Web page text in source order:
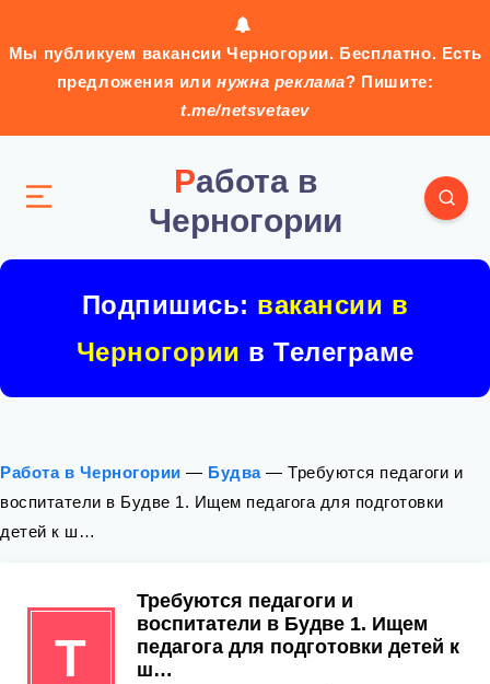
Мы публикуем вакансии Черногории. Бесплатно. Есть
предложения илинужна реклама? Пишите:
t.me/netsvetaev
Работа в
Черногории
Подпишись: вакансии в
Черногории в Телеграме
Работа в Черногории — Будва— Требуются педагоги и
воспитатели в Будве 1. Ищем педагога для подготовки
детей к ш…
Т
Требуются педагоги и
воспитатели в Будве 1. Ищем
педагога для подготовки детей к
ш…